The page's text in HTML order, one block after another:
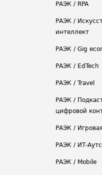
РАЭК / RPA
РАЭК /
интеллект
РАЭК / Gig
РАЭК / EdTech
РАЭК / Travel
РАЭК /
цифровой
РАЭК /
РАЭК / ИТ-
РАЭК / Mobile